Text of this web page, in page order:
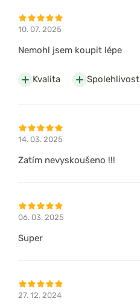
10. 07. 2025
Nemohl jsem koupit lépe
Kvalita Spolehlivost
14. 03. 2025
Zatím nevyskoušeno !!!
06. 03. 2025
Super
27. 12. 2024